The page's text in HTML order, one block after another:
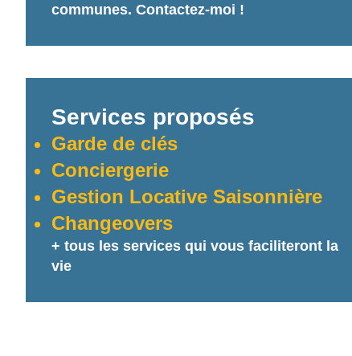
communes. Contactez-moi !
Services proposés
Garde de clés
Conciergerie
Gestion Locative Saisonnière
Changeovers
+ tous les services qui vous faciliteront la
vie